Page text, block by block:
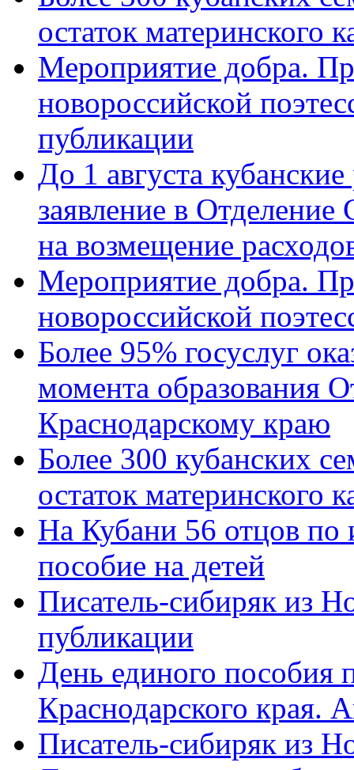
остаток материнского
Мероприятие добра.
новороссийской
публикации
До 1 августа
заявление в
на возмещение
Мероприятие добра.
новороссийской
Более 95% госуслуг
момента образования
Краснодарскому краю
Более 300 кубанских
остаток материнского
На Кубани 56 отцов по
пособие на детей
Писатель-сибиряк из
публикации
День единого пособия
Краснодарского края.
Писатель-сибиряк из